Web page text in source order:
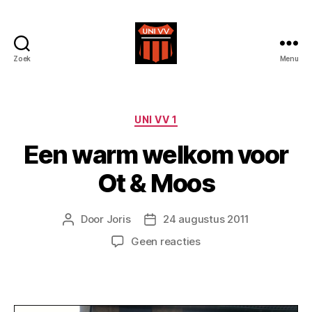
Zoek Menu
Categorieën
UNI VV 1
Een warm welkom voor
Ot & Moos
Berichtauteur
Door Joris Berichtdatum
24 augustus 2011
Geen reactiesop